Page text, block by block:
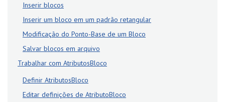
Inserir blocos
Inserir um bloco em um padrão retangular
Modificação do Ponto-Base de um Bloco
Salvar blocos em arquivo
Trabalhar com AtributosBloco
Definir AtributosBloco
Editar definições de AtributoBloco